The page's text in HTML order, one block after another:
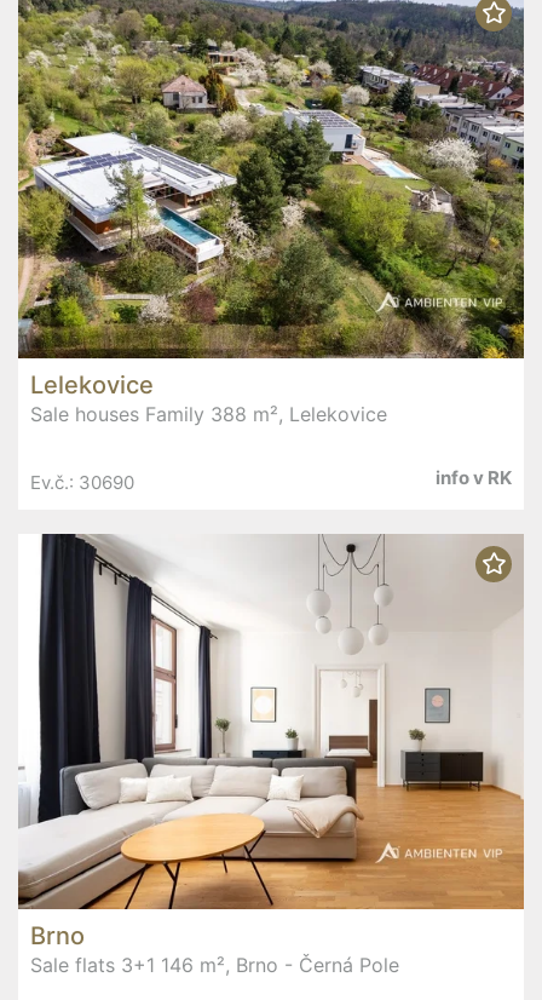
Lelekovice
Sale houses Family 388 m², Lelekovice
Ev.č.: 30690 info v RK
Brno
Sale flats 3+1 146 m², Brno - Černá Pole